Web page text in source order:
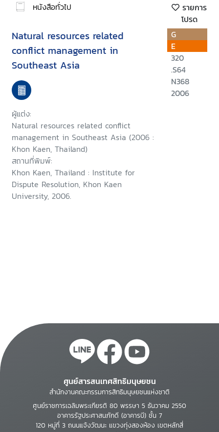
หนังสือทั่วไป
รายการ
โปรด
Natural resources related
conflict management in
Southeast Asia
ผู้แต่ง:
Natural resources related conflict
management in Southeast Asia (2006 :
Khon Kaen, Thailand)
สถานที่พิมพ์:
Khon Kaen, Thailand : Institute for
Dispute Resolution, Khon Kaen
University, 2006.
G
E
320
.S64
N368
2006
ศูนย์สารสนเทศสิทธิมนุษยชน
สำนักงานคณะกรรมการสิทธิมนุษยชนแห่งชาติ
ศูนย์ราชการเฉลิมพระเกียรติ 80 พรรษา 5 ธันวาคม 2550
อาคารรัฐประศาสนภักดี (อาคารบี) ชั้น 7
120 หมู่ที่ 3 ถนนแจ้งวัฒนะ แขวงทุ่งสองห้อง เขตหลักสี่